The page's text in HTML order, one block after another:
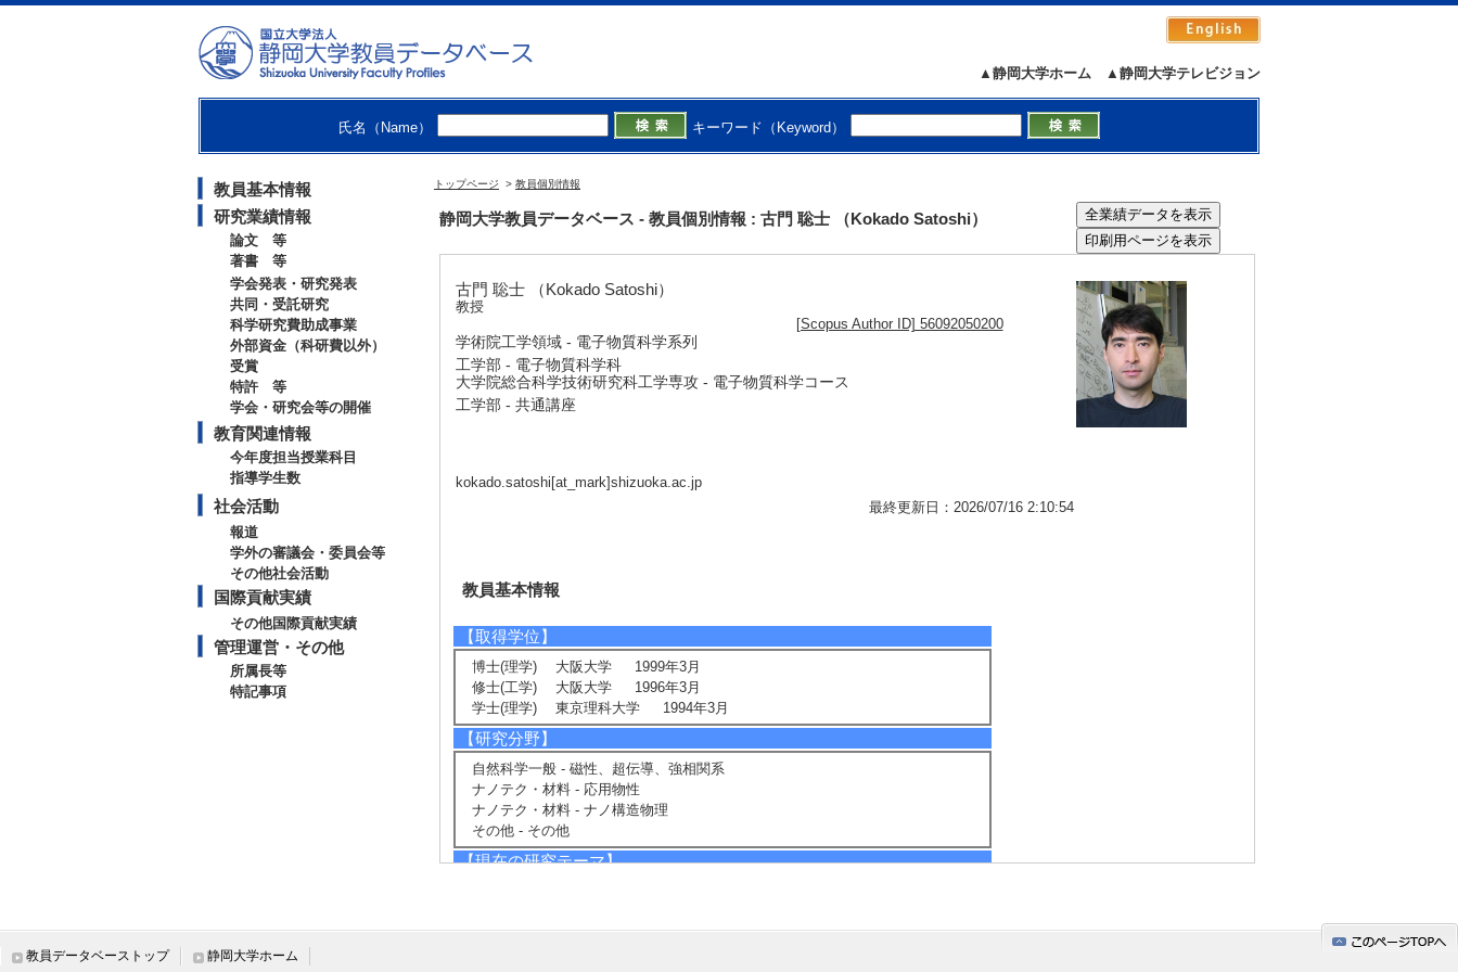
▲静岡大学テレビジョン
▲静岡大学ホーム
氏名（Name） キーワード（Keyword）
教員基本情報
研究業績情報
論文 等
著書 等
学会発表・研究発表
共同・受託研究
科学研究費助成事業
外部資金（科研費以外）
受賞
特許 等
学会・研究会等の開催
教育関連情報
今年度担当授業科目
指導学生数
社会活動
報道
学外の審議会・委員会等
その他社会活動
国際貢献実績
その他国際貢献実績
管理運営・その他
所属長等
特記事項
トップページ > 教員個別情報
静岡大学教員データベース - 教員個別情報 : 古門 聡士 （Kokado Satoshi）
古門 聡士 （Kokado Satoshi）
教授
[Scopus Author ID] 56092050200
学術院工学領域 - 電子物質科学系列
工学部 - 電子物質科学科
大学院総合科学技術研究科工学専攻 - 電子物質科学コース
工学部 - 共通講座
kokado.satoshi[at_mark]shizuoka.ac.jp
最終更新日：2026/07/16 2:10:54
教員基本情報
【取得学位】
博士(理学) 大阪大学 1999年3月
修士(工学) 大阪大学 1996年3月
学士(理学) 東京理科大学 1994年3月
【研究分野】
自然科学一般 - 磁性、超伝導、強相関系
ナノテク・材料 - 応用物性
ナノテク・材料 - ナノ構造物理
その他 - その他
【現在の研究テーマ】
教員データベーストップ 静岡大学ホーム